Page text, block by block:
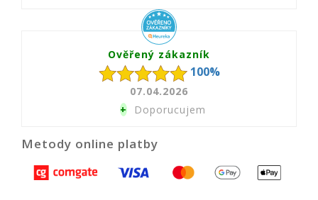
Ověřený zákazník
100%
07.04.2026
+Doporucujem
Metody online platby